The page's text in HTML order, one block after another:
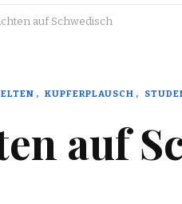
auf Schwedisch
KUPFERPLAUSCH
auf